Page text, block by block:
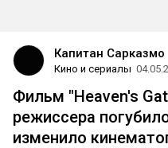
Капитан Сарказмо
Кино и сериалы
Фильм "Heaven's
режиссера
изменило